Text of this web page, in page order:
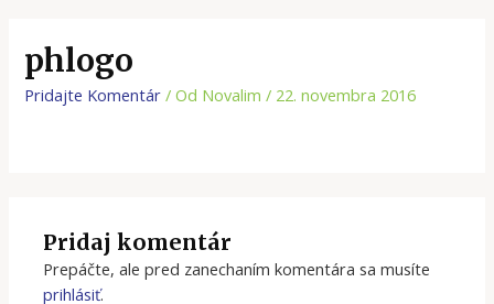
phlogo
Pridajte Komentár / Od Novalim/ 22. novembra 2016
Pridaj komentár
Prepáčte, ale pred zanechaním komentára sa musíte
prihlásiť.